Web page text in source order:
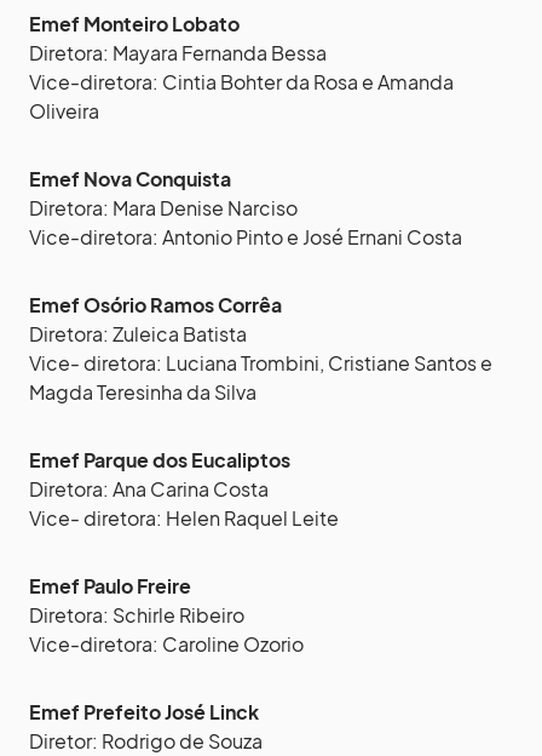
Emef Monteiro Lobato
Diretora: Mayara Fernanda Bessa
Vice-diretora: Cintia Bohter da Rosa e Amanda
Oliveira
Emef Nova Conquista
Diretora: Mara Denise Narciso
Vice-diretora: Antonio Pinto e José Ernani Costa
Emef Osório Ramos Corrêa
Diretora: Zuleica Batista
Vice- diretora: Luciana Trombini, Cristiane Santos e
Magda Teresinha da Silva
Emef Parque dos Eucaliptos
Diretora: Ana Carina Costa
Vice- diretora: Helen Raquel Leite
Emef Paulo Freire
Diretora: Schirle Ribeiro
Vice-diretora: Caroline Ozorio
Emef Prefeito José Linck
Diretor: Rodrigo de Souza